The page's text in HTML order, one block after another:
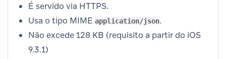
É servido via HTTPS.
Usa o tipo MIME application/json.
Não excede 128 KB (requisito a partir do iOS
9.3.1)